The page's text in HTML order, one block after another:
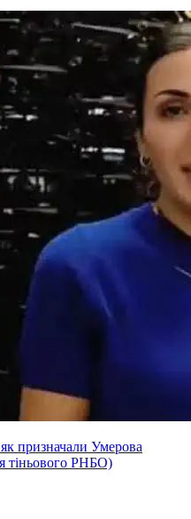
призначали Умерова
тіньового РНБО)